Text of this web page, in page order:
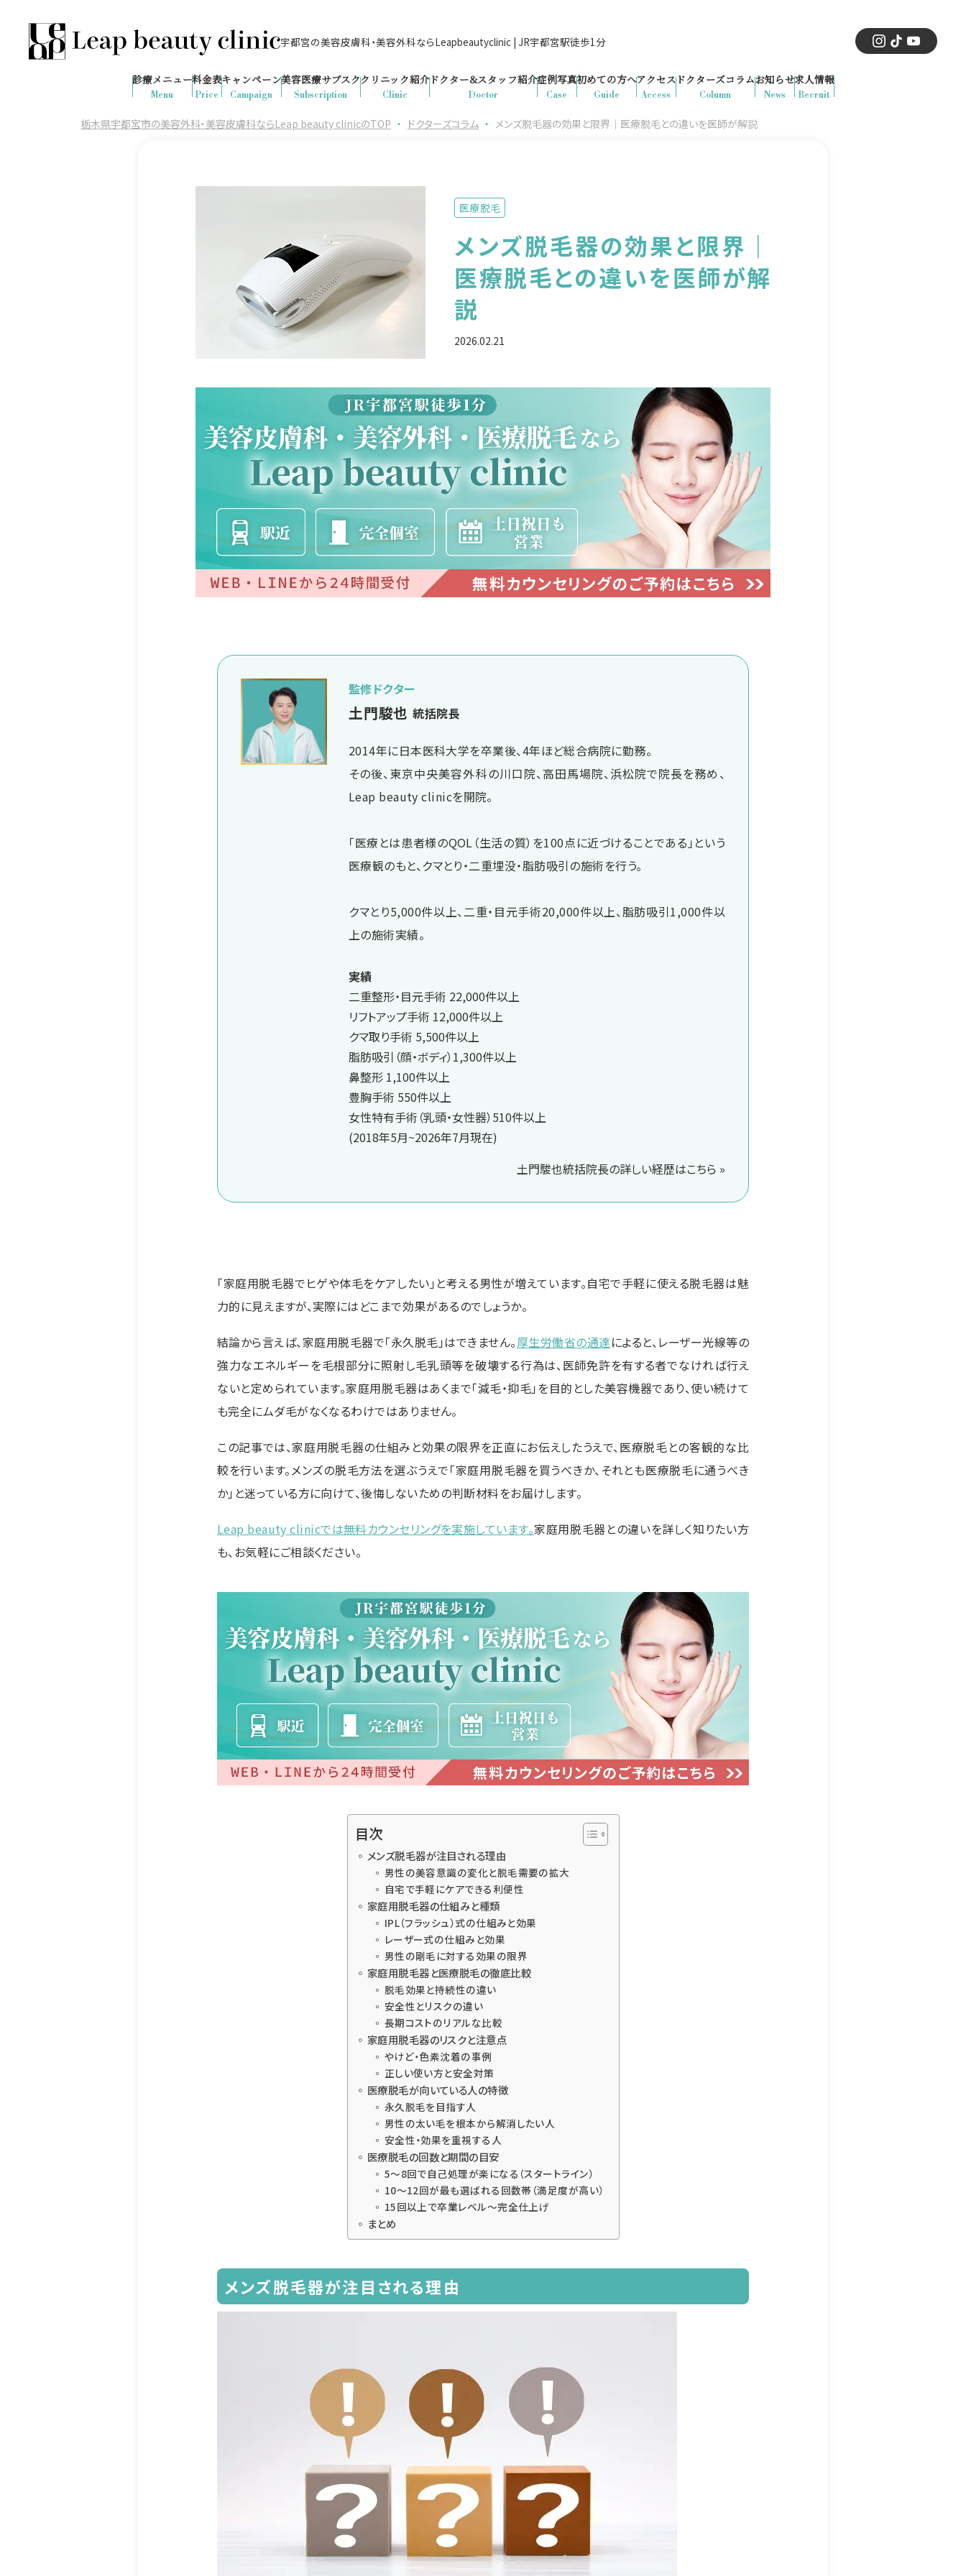
宇都宮の美容皮膚科・美容外科ならLeapbeautyclinic | JR宇都宮駅徒歩1分
の予約が入りました
診療時間：10:00-19:00
（土日祝日対応）
Menu
診療メニュー
Price
料金表
Campaign
キャンペーン
Subscription
美容医療サブスク
Clinic
クリニック紹介
Doctor
ドクター&スタッフ紹介
Case
症例写真
Guide
初めての方へ
Access
アクセス
Column
ドクターズコラム
News
お知らせ
Recruit
求人情報
栃木県宇都宮市の美容外科・美容皮膚科ならLeap beauty clinicのTOP ・ ドクターズコラム ・ メンズ脱毛器の効果と限界｜医療脱毛との違いを医師が解説
医療脱毛
メンズ脱毛器の効果と限界｜
医療脱毛との違いを医師が解
説
2026.02.21
監修ドクター
土門駿也 統括院長
2014年に日本医科大学を卒業後、4年ほど総合病院に勤務。
その後、東京中央美容外科の川口院、高田馬場院、浜松院で院長を務め、
Leap beauty clinicを開院。
「医療とは患者様のQOL（生活の質）を100点に近づけることである」という
医療観のもと、クマとり・二重埋没・脂肪吸引の施術を行う。
クマとり5,000件以上、二重・目元手術20,000件以上、脂肪吸引1,000件以
上の施術実績。
実績
二重整形・目元手術 22,000件以上
リフトアップ手術 12,000件以上
クマ取り手術 5,500件以上
脂肪吸引（顔・ボディ）1,300件以上
鼻整形 1,100件以上
豊胸手術 550件以上
女性特有手術（乳頭・女性器）510件以上
(2018年5月~2026年7月現在)
土門駿也統括院長の詳しい経歴はこちら »
「家庭用脱毛器でヒゲや体毛をケアしたい」と考える男性が増えています。自宅で手軽に使える脱毛器は魅
力的に見えますが、実際にはどこまで効果があるのでしょうか。
結論から言えば、家庭用脱毛器で「永久脱毛」はできません。厚生労働省の通達によると、レーザー光線等の
強力なエネルギーを毛根部分に照射し毛乳頭等を破壊する行為は、医師免許を有する者でなければ行え
ないと定められています。家庭用脱毛器はあくまで「減毛・抑毛」を目的とした美容機器であり、使い続けて
も完全にムダ毛がなくなるわけではありません。
この記事では、家庭用脱毛器の仕組みと効果の限界を正直にお伝えしたうえで、医療脱毛との客観的な比
較を行います。メンズの脱毛方法を選ぶうえで「家庭用脱毛器を買うべきか、それとも医療脱毛に通うべき
か」と迷っている方に向けて、後悔しないための判断材料をお届けします。
Leap beauty clinicでは無料カウンセリングを実施しています。家庭用脱毛器との違いを詳しく知りたい方
も、お気軽にご相談ください。
目次
メンズ脱毛器が注目される理由
男性の美容意識の変化と脱毛需要の拡大
自宅で手軽にケアできる利便性
家庭用脱毛器の仕組みと種類
IPL（フラッシュ）式の仕組みと効果
レーザー式の仕組みと効果
男性の剛毛に対する効果の限界
家庭用脱毛器と医療脱毛の徹底比較
脱毛効果と持続性の違い
安全性とリスクの違い
長期コストのリアルな比較
家庭用脱毛器のリスクと注意点
やけど・色素沈着の事例
正しい使い方と安全対策
医療脱毛が向いている人の特徴
永久脱毛を目指す人
男性の太い毛を根本から解消したい人
安全性・効果を重視する人
医療脱毛の回数と期間の目安
5〜8回で自己処理が楽になる（スタートライン）
10〜12回が最も選ばれる回数帯（満足度が高い）
15回以上で卒業レベル〜完全仕上げ
まとめ
メンズ脱毛器が注目される理由